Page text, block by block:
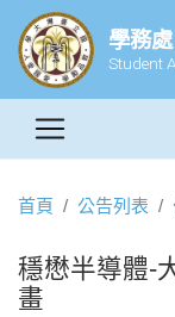
學務
Student
首頁 公告列表
穩懋半導體-
畫